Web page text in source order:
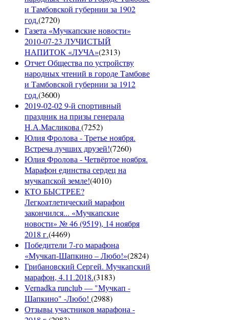
и Тамбовской губернии за 1902
год.(2720)
Газета «Мучкапские новости»
2010-07-23 ЛУЧИСТЫЙ
НАПИТОК «ЛУЧА»(2313)
Отчет Общества по устройству
народных чтений в городе Тамбове
и Тамбовской губернии за 1912
год.(3600)
2019-02-02 9-й спортивный
праздник на призы генерала
Н.А.Масликова(7252)
Юлия Фролова - Третье ноября.
Встреча лучших друзей!(7260)
Юлия Фролова - Четвёртое ноября.
Марафон единства сердец на
мучкапской земле!(4010)
КТО БЫСТРЕЕ?
Легкоатлетический марафон
закончился... «Мучкапские
новости» № 46 (9519), 14 ноября
2018 г.(4469)
Победители 7-го марафона
«Мучкап-Шапкино – Любо!»(2824)
Грибановский Сергей. Мучкапский
марафон, 4.11.2018.(3183)
Vernadka runclub — "Мучкап -
Шапкино" -Любо! (2988)
Отзывы участников марафона -